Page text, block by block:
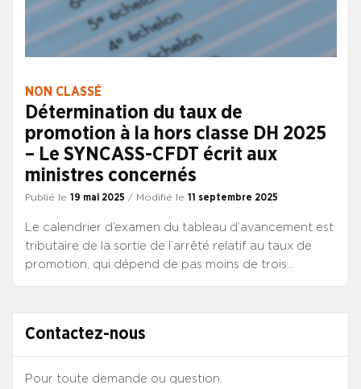
Contactez-nous
Pour toute demande ou question.
NON CLASSÉ
Détermination du taux de
promotion à la hors classe DH 2025
– Le SYNCASS-CFDT écrit aux
ministres concernés
Publié le 19 mai 2025 / Modifié le 11 septembre 2025
Le calendrier d’examen du tableau d’avancement est
tributaire de la sortie de l’arrêté relatif au taux de
promotion, qui dépend de pas moins de trois
promotion de 2021 à 2024 sur la structure par grade
cette note, adressée aux ministres concernés, jointe